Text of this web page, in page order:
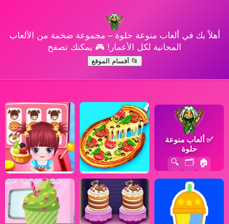
أهلاً بك في ألعاب منوعة حلوة – مجموعة ضخمة من الألعاب
المجانية لكل الأعمار! 🎮 يمكنك تصفح
📂 أقسام الموقع
✅ ألعاب منوعة
حلوة
🏠
🗂️
🔍